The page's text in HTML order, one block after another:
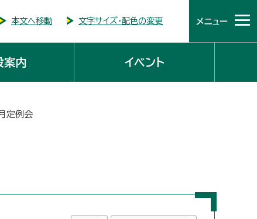
本文へ移動 文字サイズ・配色の変更 メニュー
案内 イベント
定例会